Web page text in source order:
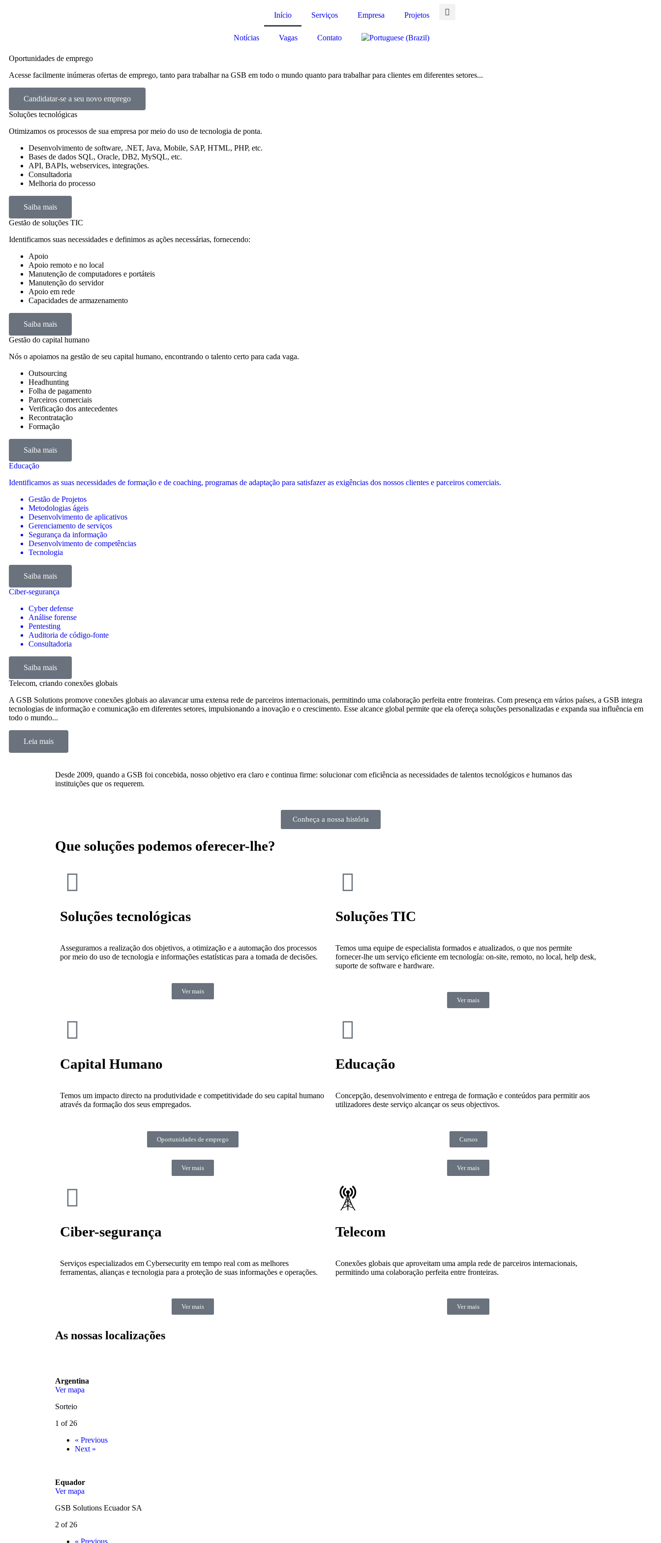
Início Serviços Empresa Projetos
Notícias Vagas Contato
Oportunidades de emprego
Acesse facilmente inúmeras ofertas de emprego, tanto para trabalhar na GSB em todo o mundo quanto para trabalhar para clientes em diferentes setores...
Candidatar-se a seu novo emprego
Soluções tecnológicas
Otimizamos os processos de sua empresa por meio do uso de tecnologia de ponta.
Desenvolvimento de software, .NET, Java, Mobile, SAP, HTML, PHP, etc.
Bases de dados SQL, Oracle, DB2, MySQL, etc.
API, BAPIs, webservices, integrações.
Consultadoria
Melhoria do processo
Saiba mais
Gestão de soluções TIC
Identificamos suas necessidades e definimos as ações necessárias, fornecendo:
Apoio
Apoio remoto e no local
Manutenção de computadores e portáteis
Manutenção do servidor
Apoio em rede
Capacidades de armazenamento
Saiba mais
Gestão do capital humano
Nós o apoiamos na gestão de seu capital humano, encontrando o talento certo para cada vaga.
Outsourcing
Headhunting
Folha de pagamento
Parceiros comerciais
Verificação dos antecedentes
Recontratação
Formação
Saiba mais
Educação
Identificamos as suas necessidades de formação e de coaching, programas de adaptação para satisfazer as exigências dos nossos clientes e parceiros comerciais.
Gestão de Projetos
Metodologias ágeis
Desenvolvimento de aplicativos
Gerenciamento de serviços
Segurança da informação
Desenvolvimento de competências
Tecnologia
Saiba mais
Ciber-segurança
Cyber defense
Análise forense
Pentesting
Auditoria de código-fonte
Consultadoria
Saiba mais
Telecom, criando conexões globais
A GSB Solutions promove conexões globais ao alavancar uma extensa rede de parceiros internacionais, permitindo uma colaboração perfeita entre fronteiras. Com presença em vários países, a GSB integra
tecnologias de informação e comunicação em diferentes setores, impulsionando a inovação e o crescimento. Esse alcance global permite que ela ofereça soluções personalizadas e expanda sua influência em
todo o mundo...
Leia mais
Desde 2009, quando a GSB foi concebida, nosso objetivo era claro e continua firme: solucionar com eficiência as necessidades de talentos tecnológicos e humanos das
instituições que os requerem.
Conheça a nossa história
Que soluções podemos oferecer-lhe?
Soluções tecnológicas
Asseguramos a realização dos objetivos, a otimização e a automação dos processos
por meio do uso de tecnologia e informações estatísticas para a tomada de decisões.
Ver mais
Soluções TIC
Temos uma equipe de especialista formados e atualizados, o que nos permite
fornecer-lhe um serviço eficiente em tecnología: on-site, remoto, no local, help desk,
suporte de software e hardware.
Ver mais
Capital Humano
Temos um impacto directo na produtividade e competitividade do seu capital humano
através da formação dos seus empregados.
Oportunidades de emprego
Ver mais
Educação
Concepção, desenvolvimento e entrega de formação e conteúdos para permitir aos
utilizadores deste serviço alcançar os seus objectivos.
Cursos
Ver mais
Ciber-segurança
Serviços especializados em Cybersecurity em tempo real com as melhores
ferramentas, alianças e tecnologia para a proteção de suas informações e operações.
Ver mais
Telecom
Conexões globais que aproveitam uma ampla rede de parceiros internacionais,
permitindo uma colaboração perfeita entre fronteiras.
Ver mais
As nossas localizações
Argentina
Ver mapa
Sorteio
1 of 26
« Previous
Next »
Equador
Ver mapa
GSB Solutions Ecuador SA
2 of 26
« Previous